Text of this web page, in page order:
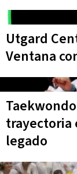
Utgard
Ventana
trayectoria
legado